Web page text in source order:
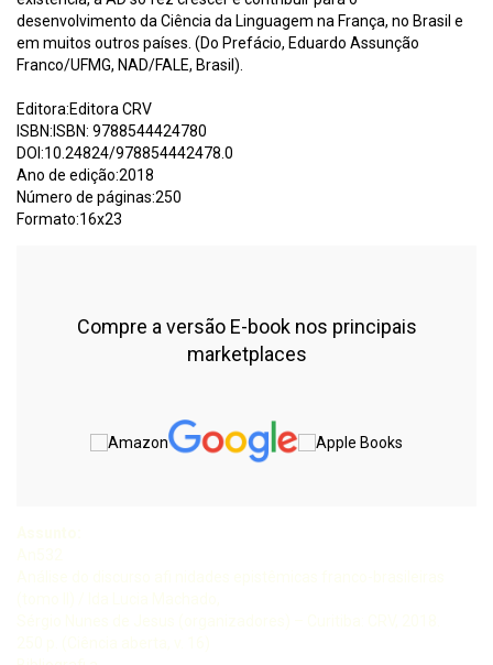
desenvolvimento da Ciência da Linguagem na França, no Brasil e
em muitos outros países. (Do Prefácio, Eduardo Assunção
Franco/UFMG, NAD/FALE, Brasil).
Editora:Editora CRV
ISBN:ISBN: 9788544424780
DOI:10.24824/978854442478.0
Ano de edição:2018
Número de páginas:250
Formato:16x23
Compre a versão E-book nos principais
marketplaces